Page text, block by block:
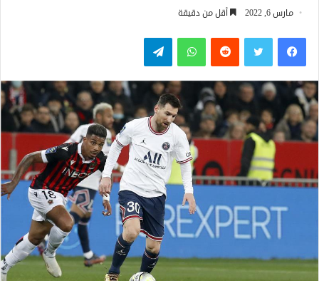
مارس 6, 2022 أقل من دقيقة
فيسبوكتويتر واتساب تيلقرام